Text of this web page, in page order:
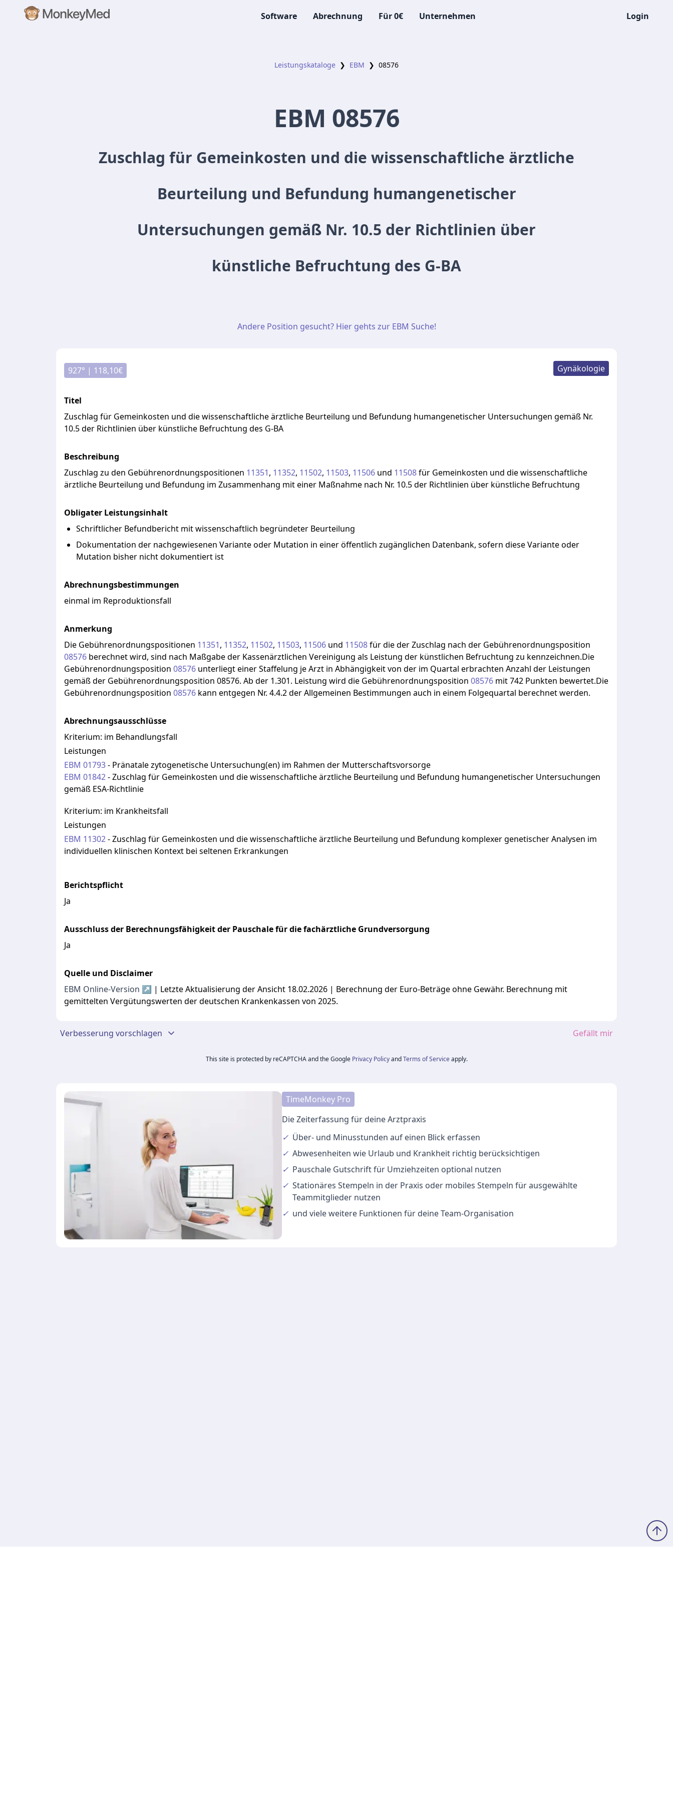
Software Abrechnung Für 0€ Unternehmen Login
Leistungskataloge ❯ EBM ❯ 08576
EBM 08576
Zuschlag für Gemeinkosten und die wissenschaftliche ärztliche
Beurteilung und Befundung humangenetischer
Untersuchungen gemäß Nr. 10.5 der Richtlinien über
künstliche Befruchtung des G-BA
Andere Position gesucht? Hier gehts zur EBM Suche!
927° | 118,10€ Gynäkologie
Titel
Zuschlag für Gemeinkosten und die wissenschaftliche ärztliche Beurteilung und Befundung humangenetischer Untersuchungen gemäß Nr.
10.5 der Richtlinien über künstliche Befruchtung des G-BA
Beschreibung
Zuschlag zu den Gebührenordnungspositionen 11351, 11352, 11502, 11503, 11506 und 11508für Gemeinkosten und diewissenschaftliche
ärztliche Beurteilung und Befundung im Zusammenhang miteiner Maßnahme nach Nr. 10.5der Richtlinien über künstliche Befruchtung
Obligater Leistungsinhalt
Schriftlicher Befundbericht mit wissenschaftlich begründeter Beurteilung
Dokumentation der nachgewiesenen Variante oder Mutation in einer öffentlich zugänglichen Datenbank, sofern diese Variante oder
Mutation bisher nicht dokumentiert ist
Abrechnungsbestimmungen
einmal im Reproduktionsfall
Anmerkung
Die Gebührenordnungspositionen 11351, 11352, 11502, 11503, 11506 und 11508fürdiederZuschlag nach der Gebührenordnungsposition
08576 berechnetwird, sind nach Maßgabeder Kassenärztlichen Vereinigung als Leistung der künstlichen Befruchtung zu kennzeichnen.Die
Gebührenordnungsposition 08576 unterliegteinerStaffelung jeArzt in Abhängigkeitvon der im Quartal erbrachten Anzahl der Leistungen
gemäßder Gebührenordnungsposition 08576. Ab der 1.301. Leistung wird die Gebührenordnungsposition 08576 mit742 Punkten bewertet.Die
Gebührenordnungsposition 08576 kann entgegen Nr. 4.4.2derAllgemeinen Bestimmungen auch in einem Folgequartal berechnetwerden.
Abrechnungsausschlüsse
Kriterium: im Behandlungsfall
Leistungen
EBM 01793- Pränatale zytogenetische Untersuchung(en) im Rahmen der Mutterschaftsvorsorge
EBM 01842-Zuschlag für Gemeinkosten und die wissenschaftliche ärztliche Beurteilung und Befundung humangenetischer Untersuchungen
gemäß ESA-Richtlinie
Kriterium: im Krankheitsfall
Leistungen
EBM 11302-Zuschlag für Gemeinkosten und die wissenschaftliche ärztliche Beurteilung und Befundung komplexer genetischer Analysen im
individuellen klinischen Kontext bei seltenen Erkrankungen
Berichtspflicht
Ja
Ausschluss der Berechnungsfähigkeit der Pauschale für die fachärztliche Grundversorgung
Ja
Quelle und Disclaimer
EBM Online-Version ↗ | Letzte Aktualisierung der Ansicht 18.02.2026 | Berechnung der Euro-Beträge ohne Gewähr. Berechnung mit
gemittelten Vergütungswerten der deutschen Krankenkassen von 2025.
Verbesserung vorschlagen Gefällt mir
This site is protected by reCAPTCHA and the Google Privacy Policy and Terms of Service apply.
TimeMonkey Pro
Die Zeiterfassung für deine Arztpraxis
✓ Über- und Minusstunden auf einen Blick erfassen
✓ Abwesenheitenwie Urlaub und Krankheit richtig berücksichtigen
✓ Pauschale Gutschriftfür Umziehzeiten optional nutzen
✓ Stationäres Stempeln in der Praxis oder mobiles Stempeln für ausgewählte
Teammitglieder nutzen
✓ und vieleweitere Funktionenfür deine Team-Organisation